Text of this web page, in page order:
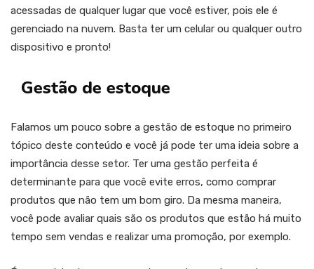
acessadas de qualquer lugar que você estiver, pois ele é
gerenciado na nuvem. Basta ter um celular ou qualquer outro
dispositivo e pronto!
Gestão de estoque
Falamos um pouco sobre a gestão de estoque no primeiro
tópico deste conteúdo e você já pode ter uma ideia sobre a
importância desse setor. Ter uma gestão perfeita é
determinante para que você evite erros, como comprar
produtos que não tem um bom giro. Da mesma maneira,
você pode avaliar quais são os produtos que estão há muito
tempo sem vendas e realizar uma promoção, por exemplo.